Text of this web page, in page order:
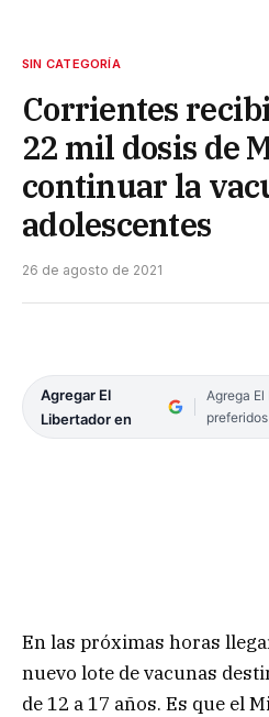
SIN CATEGORÍA
Corrientes
22 mil dosis de
continuar la
adolescentes
26 de agosto de 2021
Agregar El
Libertador en
Agrega
En las próximas horas
nuevo lote de vacunas
de 12 a 17 años. Es que el